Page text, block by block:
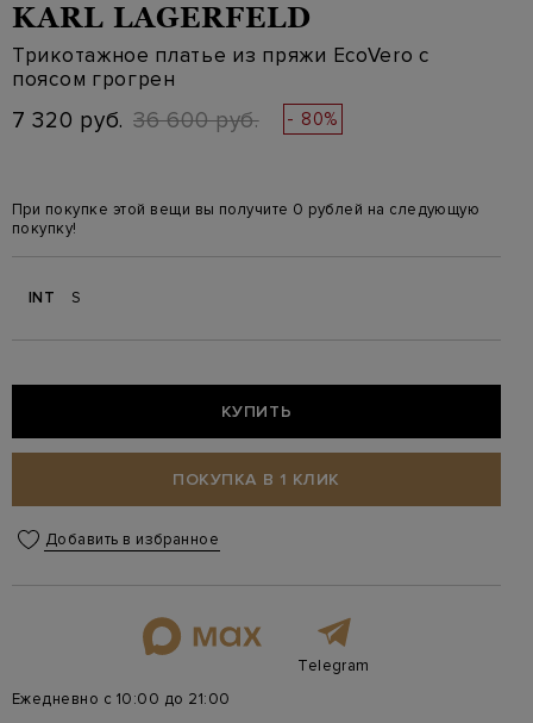
KARL LAGERFELD
Трикотажное платье из пряжи EcoVero с
поясом грогрен
7 320 руб. 36 600 руб. - 80%
При покупке этой вещи вы получите 0 рублей на следующую
покупку!
INT S
КУПИТЬ
ПОКУПКА В 1 КЛИК
Добавить в избранное
Telegram
Ежедневно с 10:00 до 21:00